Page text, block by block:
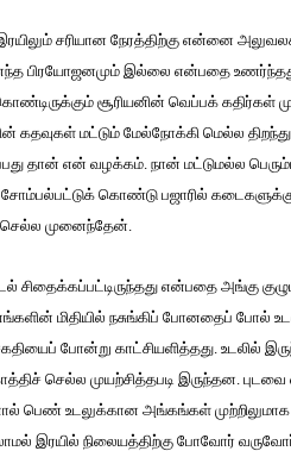
சரியான நேரத்திற்கு என்னை
எந்த பிரயோஜனமும் இல்லை என்பதை
சூரியனின் வெப்பக்
கதவுகள் மட்டும் மேல்நோக்கி மெல்ல
தான் என் வழக்கம். நான் மட்டுமல்ல
சோம்பல்பட்டுக் கொண்டு பஜாரில்
முனைந்தேன்.
என்பதை அங்கு
மிதியில் நசுங்கிப் போனதைப் போல்
போன்று காட்சியளித்தது. உடலில்
செல்ல முயற்சித்தபடி இருந்தன. புடவை
பெண் உடலுக்கான அங்கங்கள்
இரயில் நிலையத்திற்கு போவோர்